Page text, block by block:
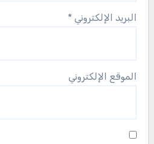
البريد الإلكتروني *
الموقع الإلكتروني